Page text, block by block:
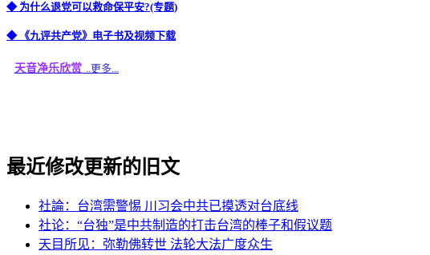
◆ 为什么退党可以救命保平安?(专题)
◆ 《九评共产党》电子书及视频下载
天音净乐欣赏 ..更多...
最近修改更新的旧文
社論：台湾需警惕 川习会中共已摸透对台底线
社论：“台独”是中共制造的打击台湾的棒子和假议题
天目所见：弥勒佛转世 法轮大法广度众生